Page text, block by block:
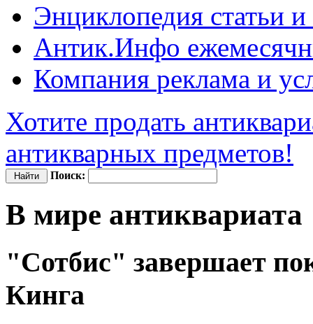
Энциклопедия статьи
Антик.Инфо
Компания реклама и
Хотите продать
антикварных предметов!
Поиск:
В мире антиквариата
"Сотбис" завершает
Кинга